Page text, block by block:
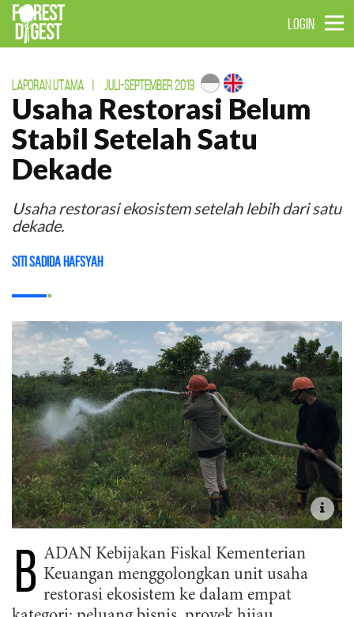
LOGIN
LAPORAN UTAMA JULI-SEPTEMBER 2019
Usaha Restorasi Belum
Stabil Setelah Satu
Dekade
Usaha restorasi ekosistem setelah lebih dari satu
dekade.
Siti Sadida Hafsyah
B ADAN Kebijakan Fiskal Kementerian
Keuangan menggolongkan unit usaha
restorasi ekosistem ke dalam empat